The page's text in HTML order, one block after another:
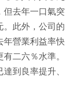
但去年一口氣突
。此外，公司的
營業利益率快
二六％水準。
到良率提升、